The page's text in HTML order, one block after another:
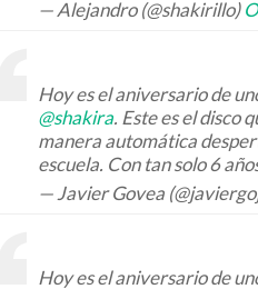
— Alejandro (@shakirillo)
Hoy es el aniversario de
@shakira. Este es el disco
manera automática
escuela. Con tan solo 6
— Javier Govea
Hoy es el aniversario de